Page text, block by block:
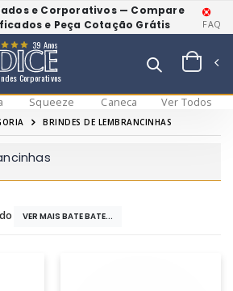
e Corporativos — Compare
e Peça Cotação Grátis
FAQ
Corporativos
39 Anos
Squeeze Caneca Ver Todos
BRINDES DE LEMBRANCINHAS
VER MAIS BATE BATE...